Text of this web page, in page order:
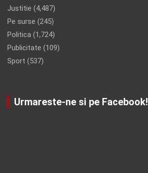
Justitie (4,487)
Pe surse (245)
Politica (1,724)
Publicitate (109)
Sport (537)
Urmareste-ne si pe Facebook!